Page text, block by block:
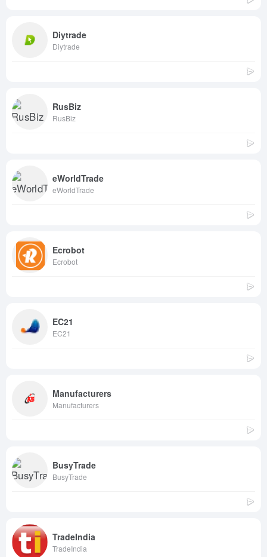
Diytrade
Diytrade
RusBiz
RusBiz
eWorldTrade
eWorldTrade
Ecrobot
Ecrobot
EC21
EC21
Manufacturers
Manufacturers
BusyTrade
BusyTrade
TradeIndia
TradeIndia